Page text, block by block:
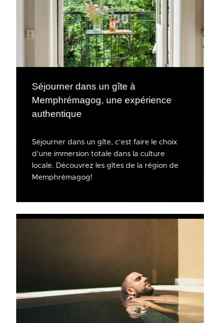
Séjourner dans un gîte à
Memphrémagog, une expérience
authentique
Séjourner dans un gîte, c’est faire le choix
d’une immersion totale dans la culture
locale. Découvrez les gîtes de la région de
Memphrémagog!